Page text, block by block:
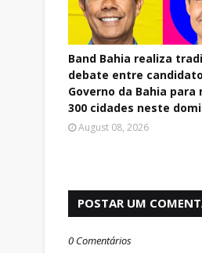
Band Bahia realiza
debate entre
Governo da Bahia para
300 cidades neste
August 08, 2026
POSTAR UM
0 Comentários